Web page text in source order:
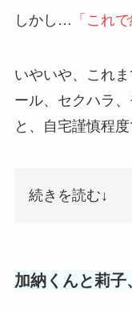
しかし… 「これ
いやいや、これ
ール、セクハラ
と、自宅謹慎程
続きを読む↓
加納くんと莉子